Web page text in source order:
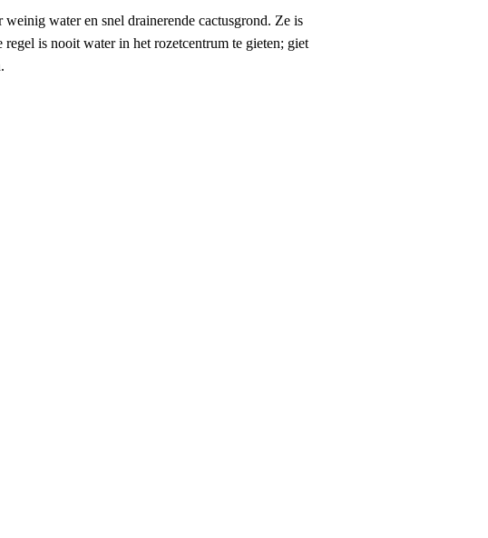
water en snel drainerende cactusgrond. Ze is
is nooit water in het rozetcentrum te gieten; giet